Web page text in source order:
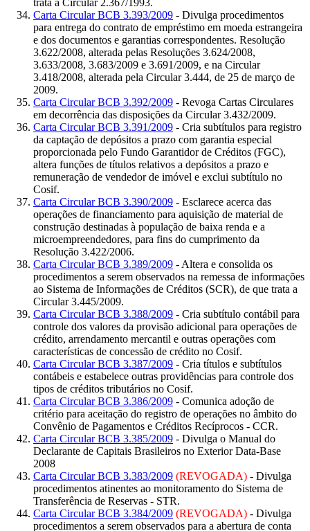
Carta Circular BCB 3.393/2009 - Divulga procedimentos
para entrega do contrato de empréstimo em moeda estrangeira
e dos documentos e garantias correspondentes. Resolução
3.622/2008, alterada pelas Resoluções 3.624/2008,
3.633/2008, 3.683/2009 e 3.691/2009, e na Circular
3.418/2008, alterada pela Circular 3.444, de 25 de março de
2009.
Carta Circular BCB 3.392/2009 - Revoga Cartas Circulares
em decorrência das disposições da Circular 3.432/2009.
Carta Circular BCB 3.391/2009 - Cria subtítulos para registro
da captação de depósitos a prazo com garantia especial
proporcionada pelo Fundo Garantidor de Créditos (FGC),
altera funções de títulos relativos a depósitos a prazo e
remuneração de vendedor de imóvel e exclui subtítulo no
Cosif.
Carta Circular BCB 3.390/2009 - Esclarece acerca das
operações de financiamento para aquisição de material de
construção destinadas à população de baixa renda e a
microempreendedores, para fins do cumprimento da
Resolução 3.422/2006.
Carta Circular BCB 3.389/2009 - Altera e consolida os
procedimentos a serem observados na remessa de informações
ao Sistema de Informações de Créditos (SCR), de que trata a
Circular 3.445/2009.
Carta Circular BCB 3.388/2009 - Cria subtítulo contábil para
controle dos valores da provisão adicional para operações de
crédito, arrendamento mercantil e outras operações com
características de concessão de crédito no Cosif.
Carta Circular BCB 3.387/2009 - Cria títulos e subtítulos
contábeis e estabelece outras providências para controle dos
tipos de créditos tributários no Cosif.
Carta Circular BCB 3.386/2009 - Comunica adoção de
critério para aceitação do registro de operações no âmbito do
Convênio de Pagamentos e Créditos Recíprocos - CCR.
Carta Circular BCB 3.385/2009 - Divulga o Manual do
Declarante de Capitais Brasileiros no Exterior Data-Base
2008
Carta Circular BCB 3.383/2009 (REVOGADA) - Divulga
procedimentos atinentes ao monitoramento do Sistema de
Transferência de Reservas - STR.
Carta Circular BCB 3.384/2009 (REVOGADA) - Divulga
procedimentos a serem observados para a abertura de conta